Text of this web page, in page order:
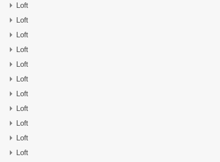
Loft
Loft
Loft
Loft
Loft
Loft
Loft
Loft
Loft
Loft
Loft